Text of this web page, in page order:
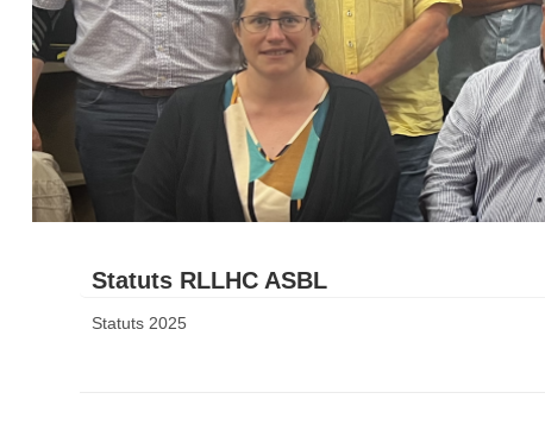
Statuts RLLHC ASBL
Statuts 2025